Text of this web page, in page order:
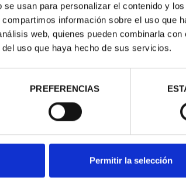
usan para personalizar el contenido y
información sobre el uso que
web, quienes pueden combinarla
uso que haya hecho de sus servicios.
PREFERENCIAS
Permitir la selección
-